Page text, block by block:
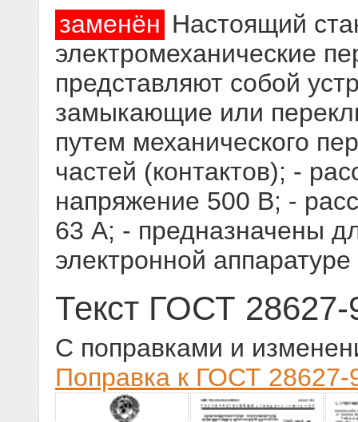
заменён Настоящий
электромеханические
представляют собой
замыкающие или
путем механического
частей (контактов); -
напряжение 500 В; -
63 А; - предназначены
электронной аппаратуре
Текст ГОСТ 28627-
С поправками и
Поправка к ГОСТ 28627-